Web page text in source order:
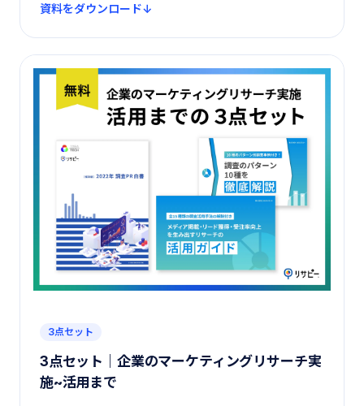
資料をダウンロード
3点セット
3点セット｜企業のマーケティングリサーチ実
施~活用まで